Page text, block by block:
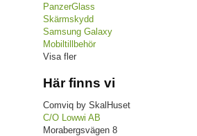
PanzerGlass
Skärmskydd
Samsung Galaxy
Mobiltillbehör
Visa fler
Här finns vi
Comviq by SkalHuset
C/O Lowwi AB
Morabergsvägen 8